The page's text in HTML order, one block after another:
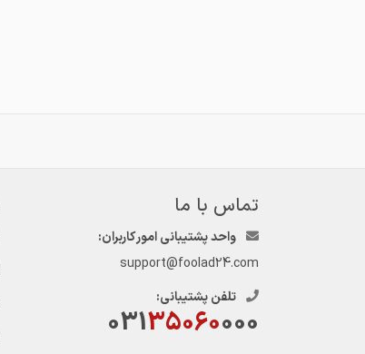
تماس با ما
واحد پشتیبانی امور کاربران:
support@foolad24.com
تلفن پشتیبانی:
03135060000